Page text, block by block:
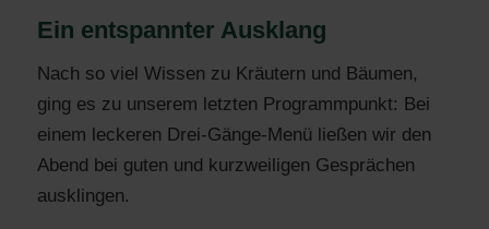
Ein entspannter Ausklang
Nach so viel Wissen zu Kräutern und Bäumen,
ging es zu unserem letzten Programmpunkt: Bei
einem leckeren Drei-Gänge-Menü ließen wir den
Abend bei guten und kurzweiligen Gesprächen
ausklingen.